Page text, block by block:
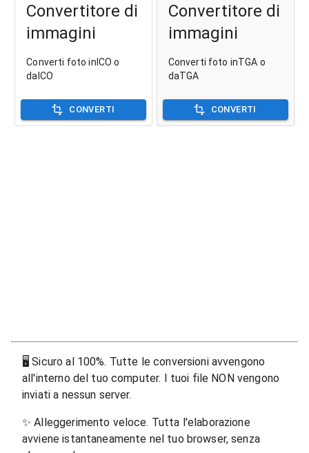
Convertitore di
immagini
Converti foto inICO o
daICO
CONVERTI
Convertitore di
immagini
Converti foto inTGA o
daTGA
CONVERTI
🖥Sicuro al 100%. Tutte le conversioni avvengono
all'interno del tuo computer. I tuoi file NON vengono
inviati a nessun server.
✨Alleggerimento veloce. Tutta l'elaborazione
avviene istantaneamente nel tuo browser, senza